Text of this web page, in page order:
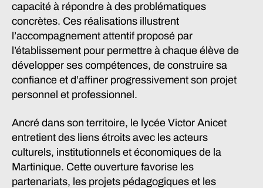
capacité à répondre à des problématiques
concrètes. Ces réalisations illustrent
l’accompagnement attentif proposé par
l’établissement pour permettre à chaque élève de
développer ses compétences, de construire sa
confiance et d’affiner progressivement son projet
personnel et professionnel.
Ancré dans son territoire, le lycée Victor Anicet
entretient des liens étroits avec les acteurs
culturels, institutionnels et économiques de la
Martinique. Cette ouverture favorise les
partenariats, les projets pédagogiques et les